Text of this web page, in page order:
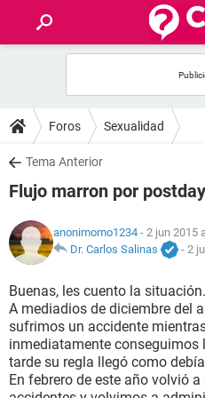
FOROS
SALUD
FAMILIA
NUTRICIÓN
BIENESTAR
SEXUALIDAD
GLOSARIO
Foros Sexualidad
Tema Anterior
Flujo marron por
anonimomo1234 - 2 jun 2015
Dr. Carlos Salinas
- 2
Buenas, les cuento la situación.
A mediadios de diciembre del
sufrimos un accidente
inmediatamente conseguimos
tarde su regla llegó como
En febrero de este año volvió